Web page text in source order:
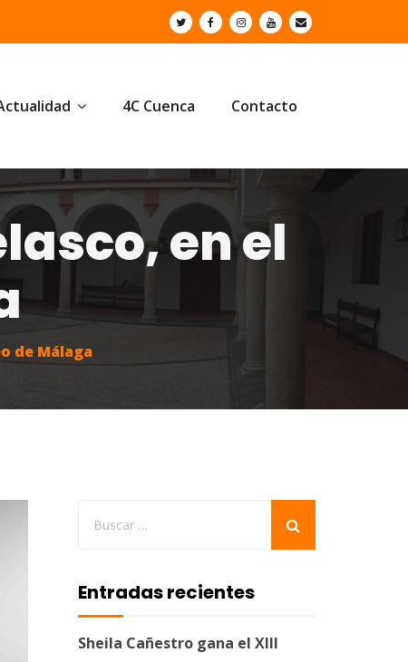
4C Cuenca Contacto
en el
de Málaga
Entradas recientes
Sheila Cañestro gana el XIII